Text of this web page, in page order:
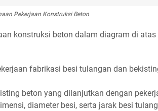
Pekerjaan Konstruksi Beton
konstruksi beton dalam diagram di
fabrikasi besi tulangan dan
beton yang dilanjutkan dengan
diameter besi, serta jarak besi